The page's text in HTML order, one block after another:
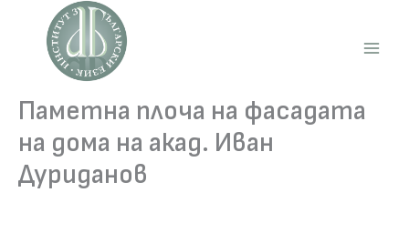
content
Паметна плоча на фасадата
на дома на акад. Иван
Дуриданов